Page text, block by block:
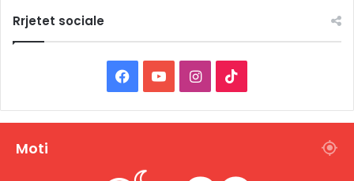
Rrjetet sociale
a
e
o
I
n
i
Moti